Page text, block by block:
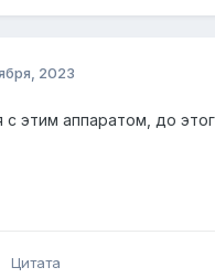
2023
с этим аппаратом, до
Цитата